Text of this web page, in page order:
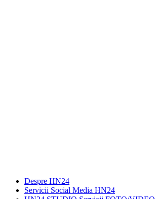
Despre HN24
Servicii Social Media HN24